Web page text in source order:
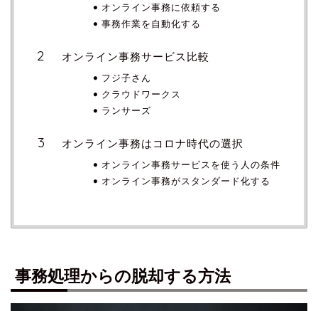
オンライン事務に依頼する
事務作業を自動化する
オンライン事務サービス比較
フジ子さん
クラウドワークス
ランサーズ
オンライン事務はコロナ時代の選択
オンライン事務サービスを使う人の条件
オンライン事務がスタンダード化する
事務処理からの脱却する方法